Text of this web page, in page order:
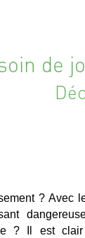
de
? Avec
? Il est